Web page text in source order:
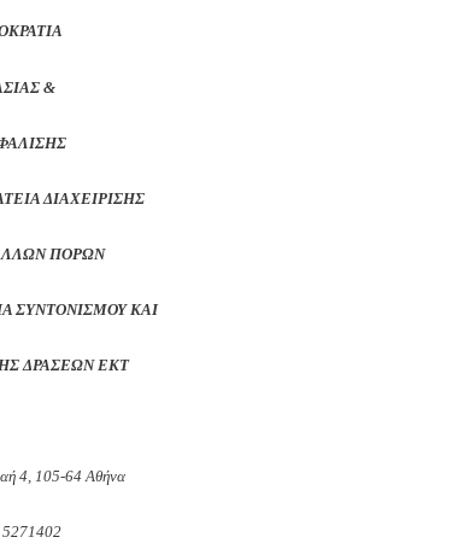
&
ΔΙΑΧΕΙΡΙΣΗΣ
ΠΟΡΩΝ
ΣΥΝΤΟΝΙΣΜΟΥ ΚΑΙ
ΔΡΑΣΕΩΝ ΕΚΤ
: Κοραή 4, 105-64 Αθήνα